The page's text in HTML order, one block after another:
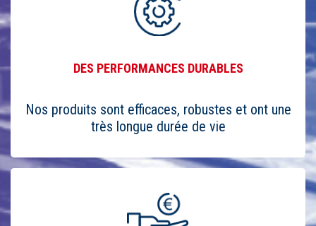
DES PERFORMANCES DURABLES
Nos produits sont efficaces, robustes et ont une
très longue durée de vie